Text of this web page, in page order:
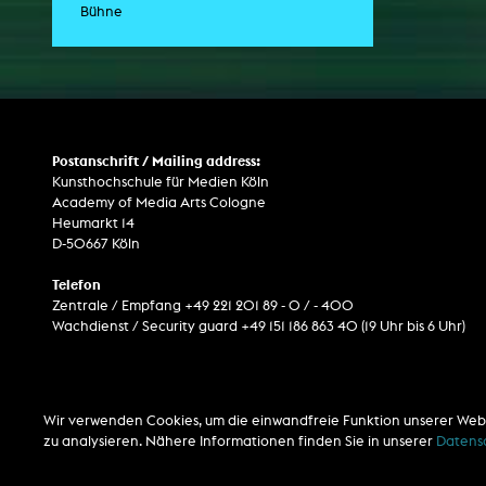
Internet-Fernsehen
Bühne
Postanschrift / Mailing address:
Kunsthochschule für Medien Köln
Academy of Media Arts Cologne
Heumarkt 14
D-50667 Köln
Telefon
Zentrale / Empfang +49 221 201 89 - 0 / - 400
Wachdienst / Security guard +49 151 186 863 40 (19 Uhr bis 6 Uhr)
Wir verwenden Cookies, um die einwandfreie Funktion unserer
zu analysieren. Nähere Informationen finden Sie in unserer